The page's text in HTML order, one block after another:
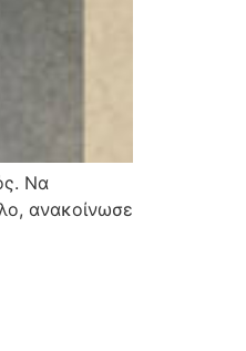
Να
ανακοίνωσε